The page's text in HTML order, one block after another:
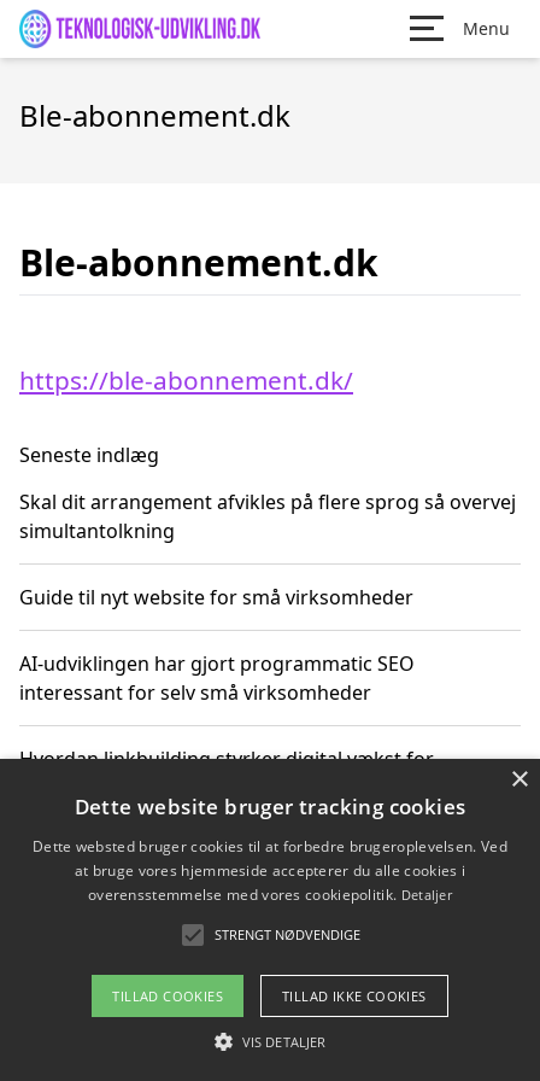
Menu
Ble-abonnement.dk
Ble-abonnement.dk
https://ble-abonnement.dk/
Seneste indlæg
Skal dit arrangement afvikles på flere sprog så overvej
simultantolkning
Guide til nyt website for små virksomheder
AI-udviklingen har gjort programmatic SEO
interessant for selv små virksomheder
Hvordan linkbuilding styrker digital vækst for
Sådan har udviklingen inden for genbrug af elektronik
ændret sig
Copyright 2026 - Pilanto Aps
Om / kontakt
×
Dette website bruger tracking cookies
Dette websted bruger cookies til at forbedre brugeroplevelsen. Ved
at bruge vores hjemmeside accepterer du alle cookies i
overensstemmelse med vores cookiepolitik. Detaljer
STRENGT NØDVENDIGE
TILLAD COOKIES TILLAD IKKE COOKIES
VIS DETALJER